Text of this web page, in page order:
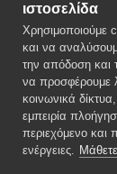
ιστοσελίδα
Χρησιμοποιούμε
και να
την απόδοση και
να προσφέρουμε
κοινωνικά
εμπειρία
περιεχόμενο και
ενέργειες.